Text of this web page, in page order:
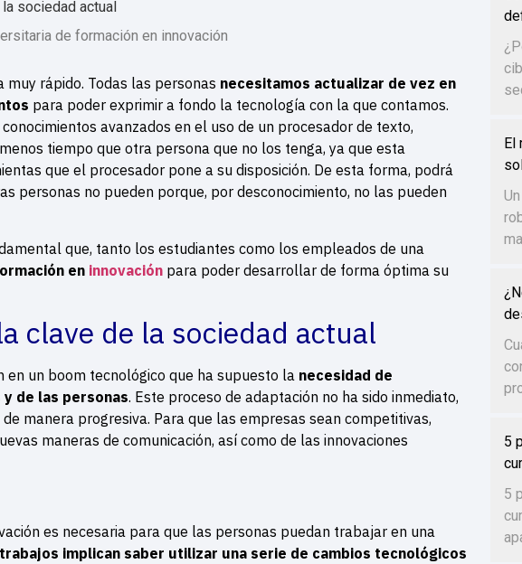
sociedad actual
de formación en innovación
muy rápido. Todas las personas necesitamos actualizar de vez en
para poder exprimir a fondo la tecnología con la que contamos.
avanzados en el uso de un procesador de texto,
tiempo que otra persona que no los tenga, ya que esta
que el procesador pone a su disposición. De esta forma, podrá
personas no pueden porque, por desconocimiento, no las pueden
que, tanto los estudiantes como los empleados de una
en innovación para poder desarrollar de forma óptima su
clave de la sociedad actual
en un boom tecnológico que ha supuesto la necesidad de
de las personas. Este proceso de adaptación no ha sido inmediato,
manera progresiva. Para que las empresas sean competitivas,
maneras de comunicación, así como de las innovaciones
es necesaria para que las personas puedan trabajar en una
implican saber utilizar una serie de cambios tecnológicos
El
5
5